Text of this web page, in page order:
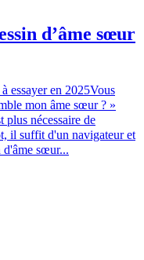
d’âme sœur
essayer en 2025Vous
mon âme sœur ? »
plus nécessaire de
il suffit d'un navigateur et
d'âme sœur...